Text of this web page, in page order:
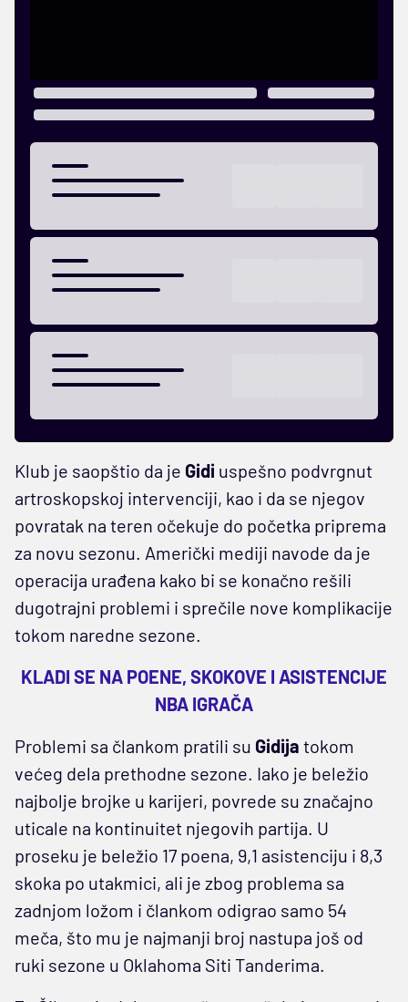
Klub je saopštio da je Gidi uspešno podvrgnut
artroskopskoj intervenciji, kao i da se njegov
povratak na teren očekuje do početka priprema
za novu sezonu. Američki mediji navode da je
operacija urađena kako bi se konačno rešili
dugotrajni problemi i sprečile nove komplikacije
tokom naredne sezone.
KLADI SE NA POENE, SKOKOVE I ASISTENCIJE
NBA IGRAČA
Problemi sa člankom pratili su Gidija tokom
većeg dela prethodne sezone. Iako je beležio
najbolje brojke u karijeri, povrede su značajno
uticale na kontinuitet njegovih partija. U
proseku je beležio 17 poena, 9,1 asistenciju i 8,3
skoka po utakmici, ali je zbog problema sa
zadnjom ložom i člankom odigrao samo 54
meča, što mu je najmanji broj nastupa još od
ruki sezone u Oklahoma Siti Tanderima.